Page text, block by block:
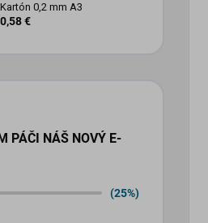
Kartón 0,2 mm A3
0,58 €
PÁČI NÁŠ NOVÝ E-
(25%)